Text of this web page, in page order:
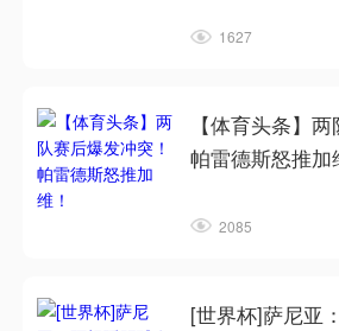
1627
【体育头条】
帕雷德斯怒推加
2085
[世界杯]萨尼亚